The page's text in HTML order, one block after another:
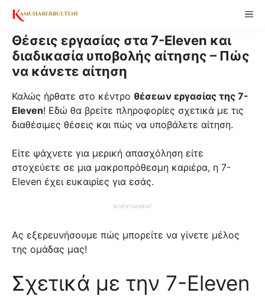
Skip
content
Θέσεις εργασίας στα 7-Eleven και
διαδικασία υποβολής αίτησης – Πώς
να κάνετε αίτηση
Καλώς ήρθατε στο κέντρο θέσεων εργασίας της 7-
Eleven! Εδώ θα βρείτε πληροφορίες σχετικά με τις
διαθέσιμες θέσεις και πώς να υποβάλετε αίτηση.
Είτε ψάχνετε για μερική απασχόληση είτε
στοχεύετε σε μια μακροπρόθεσμη καριέρα, η 7-
Eleven έχει ευκαιρίες για εσάς.
ADVERTISEMENT
Ας εξερευνήσουμε πώς μπορείτε να γίνετε μέλος
της ομάδας μας!
Σχετικά με την 7-Eleven